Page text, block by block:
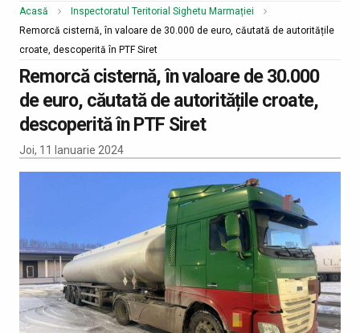
Acasă
Inspectoratul Teritorial Sighetu Marmației
Remorcă cisternă, în valoare de 30.000 de euro, căutată de autoritățile
croate, descoperită în PTF Siret
Remorcă cisternă, în valoare de 30.000
de euro, căutată de autoritățile croate,
descoperită în PTF Siret
Joi, 11 Ianuarie 2024